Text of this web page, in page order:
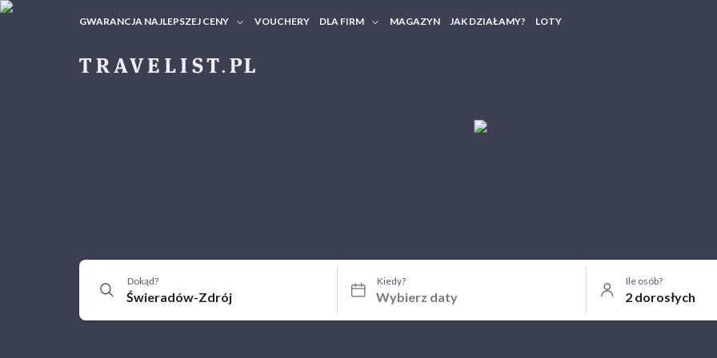
GWARANCJA NAJLEPSZEJ CENY VOUCHERY DLA FIRM MAGAZYN JAK DZIAŁAMY? LOTY
Dokąd? Kiedy? Ile osób?